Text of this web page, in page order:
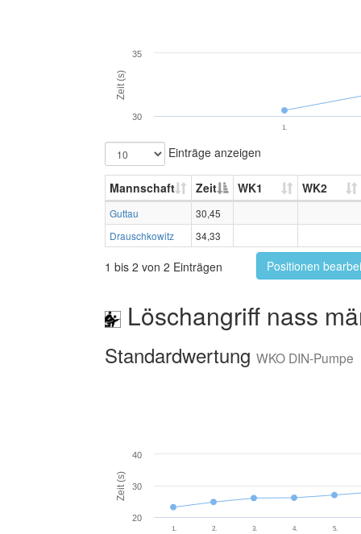
Zeit (s)
1.
30
35
Einträge anzeigen
Mannschaft Zeit WK1 WK2
Guttau
30,45
Drauschkowitz
34,33
1 bis 2 von 2 Einträgen Positionen
Löschangriff nass
Standardwertung WKO DIN-Pumpe
Zeit (s)
1. 2. 3. 4. 5.
20
30
40